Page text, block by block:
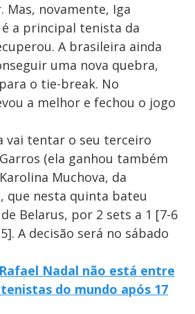
Mas, novamente, Iga
a principal tenista da
A brasileira ainda
uma nova quebra,
o tie-break. No
a melhor e fechou o jogo
vai tentar o seu terceiro
(ela ganhou também
Muchova, da
que nesta quinta bateu
Belarus, por 2 sets a 1 [7-6
A decisão será no sábado
Nadal não está entre
do mundo após 17